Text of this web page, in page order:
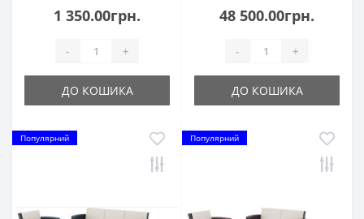
1 350.00грн.
- +
ДО КОШИКА
48 500.00грн.
- +
ДО КОШИКА
Популярний Популярний